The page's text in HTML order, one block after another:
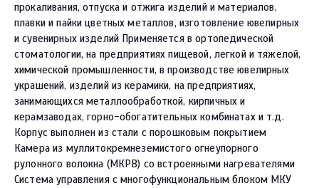
прокаливания, отпуска и отжига изделий и материалов,
плавки и пайки цветных металлов, изготовление ювелирных
и сувенирных изделий Применяется в ортопедической
стоматологии, на предприятиях пищевой, легкой и тяжелой,
химической промышленности, в производстве ювелирных
украшений, изделий из керамики, на предприятиях,
занимающихся металлообработкой, кирпичных и
керамзаводах, горно-обогатительных комбинатах и т.д.
Корпус выполнен из стали с порошковым покрытием
Камера из муллитокремнеземистого огнеупорного
рулонного волокна (МКРВ) со встроенными нагревателями
Система управления с многофункциональным блоком МКУ